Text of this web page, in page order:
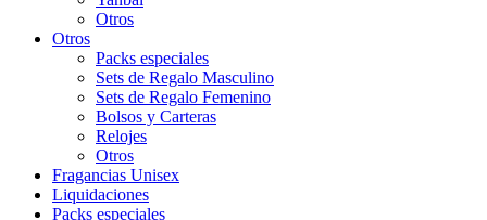
Otros
Otros
Packs especiales
Sets de Regalo Masculino
Sets de Regalo Femenino
Bolsos y Carteras
Relojes
Otros
Fragancias Unisex
Liquidaciones
Packs especiales